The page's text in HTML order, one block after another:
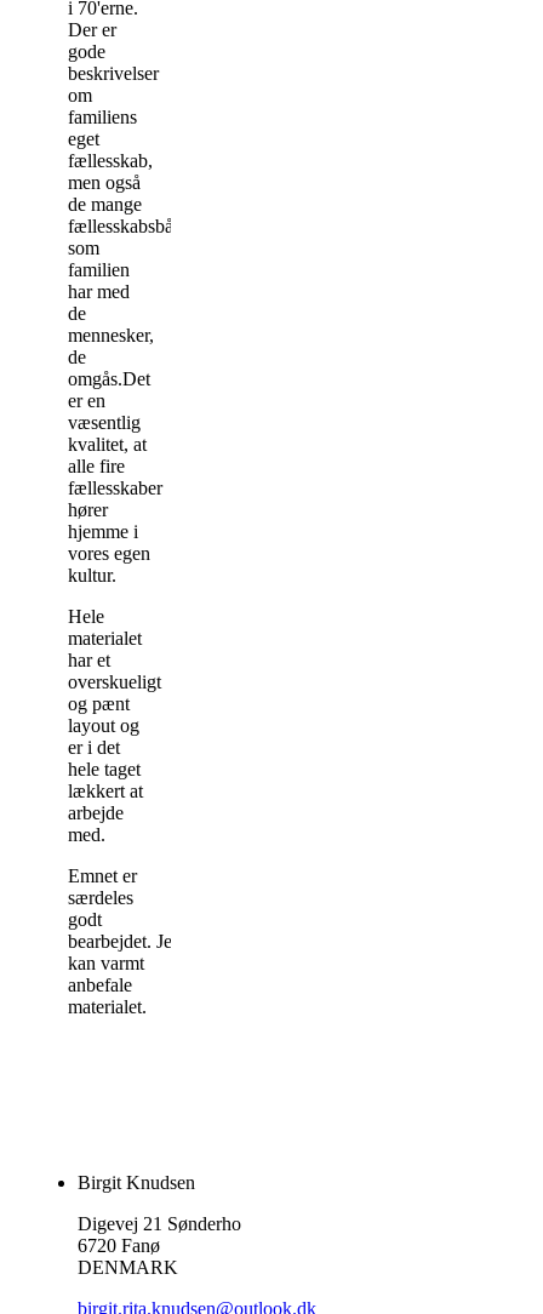
i 70'erne.
Der er
gode
beskrivelser
om
familiens
eget
fællesskab,
men også
de mange
fællesskabsbånd,
som
familien
har med
de
mennesker,
de
omgås.Det
er en
væsentlig
kvalitet, at
alle fire
fællesskaber
hører
hjemme i
vores egen
kultur.
Hele
materialet
har et
overskueligt
og pænt
layout og
er i det
hele taget
lækkert at
arbejde
med.
Emnet er
særdeles
godt
bearbejdet. Jeg
kan varmt
anbefale
materialet.
Birgit Knudsen
Digevej 21 Sønderho
6720 Fanø
DENMARK
birgit.rita.knudsen@outlook.dk